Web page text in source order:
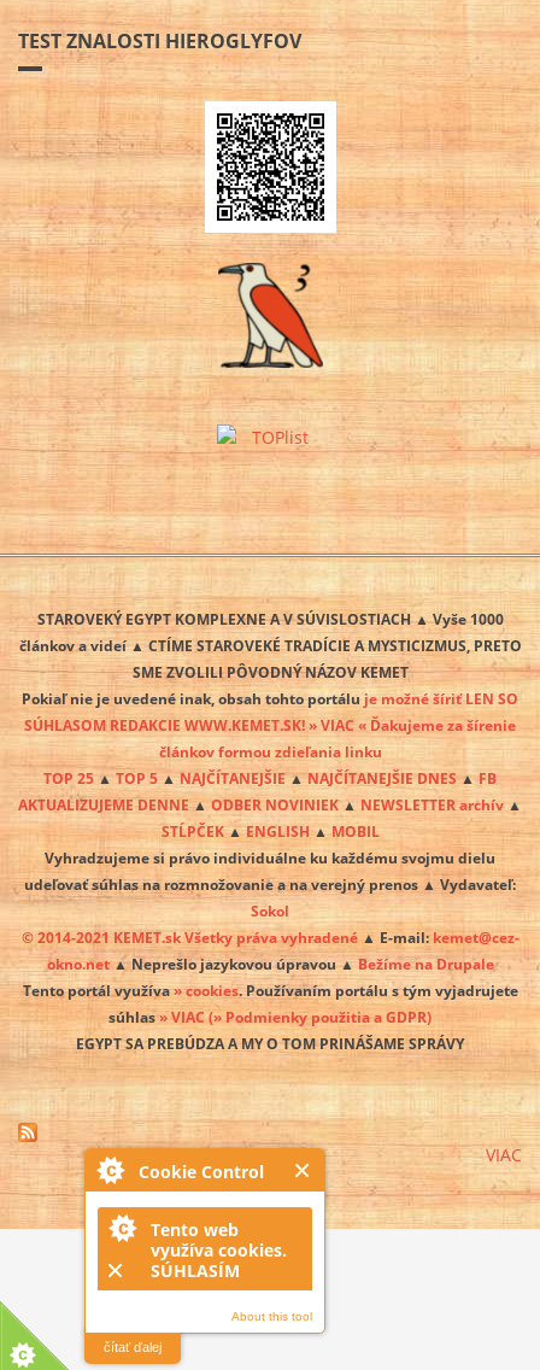
Cookie Control
Tento web
využíva cookies.
SÚHLASÍM
About this tool
čítať ďalej
TEST ZNALOSTI HIEROGLYFOV
STAROVEKÝ EGYPT KOMPLEXNE A V SÚVISLOSTIACH ▲ Vyše 1000
článkov a videí ▲ CTÍME STAROVEKÉ TRADÍCIE A MYSTICIZMUS, PRETO
SME ZVOLILI PÔVODNÝ NÁZOV KEMET
Pokiaľ nie je uvedené inak, obsah tohto portálu je možné šíriť LEN SO
SÚHLASOM REDAKCIE WWW.KEMET.SK! » VIAC « Ďakujeme za šírenie
článkov formou zdieľania linku
TOP 25 ▲ TOP 5▲NAJČÍTANEJŠIE▲NAJČÍTANEJŠIE DNES ▲FB
AKTUALIZUJEME DENNE▲ODBER NOVINIEK▲ NEWSLETTER archív ▲
STĹPČEK▲ENGLISH▲MOBIL
Vyhradzujeme si právo individuálne ku každému svojmu dielu
udeľovať súhlas na rozmnožovanie a na verejný prenos ▲ Vydavateľ:
Sokol
© 2014-2021 KEMET.sk Všetky práva vyhradené▲ E-mail: kemet@cez-
okno.net▲ Neprešlo jazykovou úpravou ▲ Bežíme na Drupale
Tento portál využíva» cookies. Používaním portálu s tým vyjadrujete
súhlas» VIAC(» Podmienky použitia a GDPR)
EGYPT SA PREBÚDZA A MY O TOM PRINÁŠAME SPRÁVY
VIAC